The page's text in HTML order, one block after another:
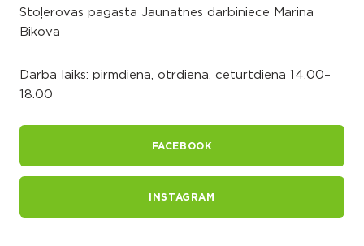
Stoļerovas pagasta Jaunatnes darbiniece Marina
Bikova
Darba laiks: pirmdiena, otrdiena, ceturtdiena 14.00–
18.00
FACEBOOK
INSTAGRAM